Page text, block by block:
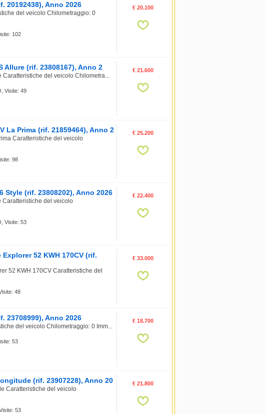
20192438), Anno 2026
del veicolo Chilometraggio: 0
102
€ 20.100
Allure (rif. 23808167), Anno 2
Caratteristiche del veicolo Chilometra...
Visite: 49
€ 21.600
La Prima (rif. 21859464), Anno 2
Caratteristiche del veicolo
98
€ 25.200
Style (rif. 23808202), Anno 2026
Caratteristiche del veicolo
Visite: 53
€ 22.400
52 KWH 170CV (rif.
52 KWH 170CV Caratteristiche del
48
€ 33.000
23708999), Anno 2026
del veicolo Chilometraggio: 0 Imm...
53
€ 18.700
(rif. 23907228), Anno 20
Caratteristiche del veicolo
53
€ 21.800